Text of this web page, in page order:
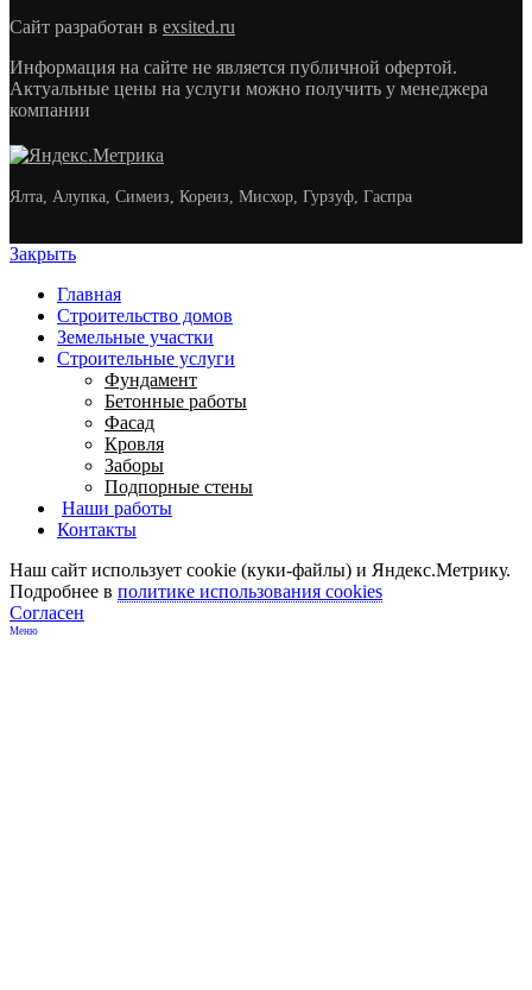
Меню
Сайт разработан в exsited.ru
Информация на сайте не является публичной офертой.
Актуальные цены на услуги можно получить у менеджера
компании
Ялта, Алупка, Симеиз, Кореиз, Мисхор, Гурзуф, Гаспра
Закрыть
Главная
Строительство домов
Земельные участки
Строительные услуги
Фундамент
Бетонные работы
Фасад
Кровля
Заборы
Подпорные стены
Наши работы
Контакты
Наш сайт использует cookie (куки-файлы) и Яндекс.Метрику.
Подробнее в политике использования cookies
Согласен